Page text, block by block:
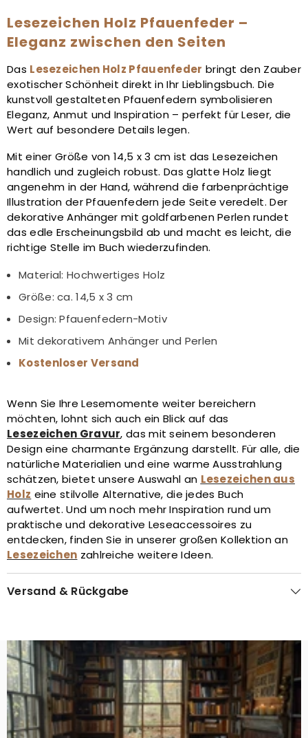
Lesezeichen Holz Pfauenfeder –
Eleganz zwischen den Seiten
Das Lesezeichen Holz Pfauenfeder bringt den Zauber
exotischer Schönheit direkt in Ihr Lieblingsbuch. Die
kunstvoll gestalteten Pfauenfedern symbolisieren
Eleganz, Anmut und Inspiration – perfekt für Leser, die
Wert auf besondere Details legen.
Mit einer Größe von 14,5 x 3 cm ist das Lesezeichen
handlich und zugleich robust. Das glatte Holz liegt
angenehm in der Hand, während die farbenprächtige
Illustration der Pfauenfedern jede Seite veredelt. Der
dekorative Anhänger mit goldfarbenen Perlen rundet
das edle Erscheinungsbild ab und macht es leicht, die
richtige Stelle im Buch wiederzufinden.
Material: Hochwertiges Holz
Größe: ca. 14,5 x 3 cm
Design: Pfauenfedern-Motiv
Mit dekorativem Anhänger und Perlen
Kostenloser Versand
Wenn Sie Ihre Lesemomente weiter bereichern
möchten, lohnt sich auch ein Blick auf das
Lesezeichen Gravur, das mit seinem besonderen
Design eine charmante Ergänzung darstellt. Für alle, die
natürliche Materialien und eine warme Ausstrahlung
schätzen, bietet unsere Auswahl an Lesezeichen aus
Holz eine stilvolle Alternative, die jedes Buch
aufwertet. Und um noch mehr Inspiration rund um
praktische und dekorative Leseaccessoires zu
entdecken, finden Sie in unserer großen Kollektion an
Lesezeichen zahlreiche weitere Ideen.
Versand & Rückgabe